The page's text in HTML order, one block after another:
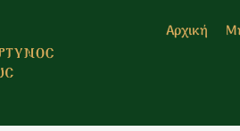
Αρχική